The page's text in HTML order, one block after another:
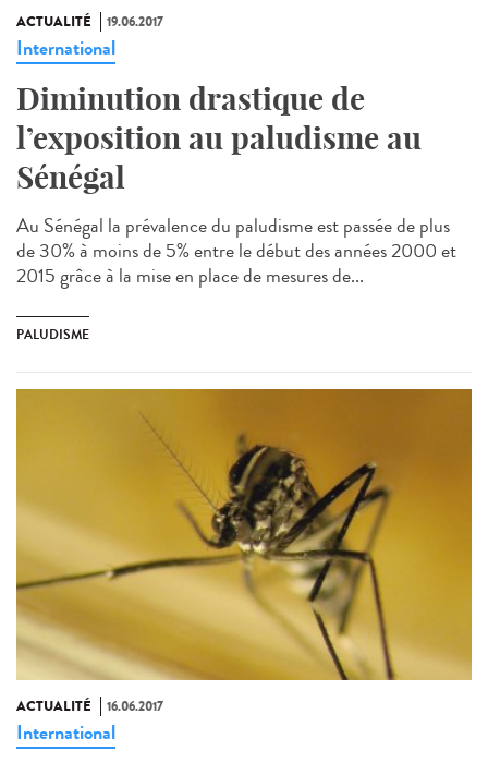
ACTUALITÉ 19.06.2017
International
Diminution drastique de
l’exposition au paludisme au
Sénégal
Au Sénégal la prévalence du paludisme est passée de plus
de 30% à moins de 5% entre le début des années 2000 et
2015 grâce à la mise en place de mesures de...
PALUDISME
ACTUALITÉ 16.06.2017
International